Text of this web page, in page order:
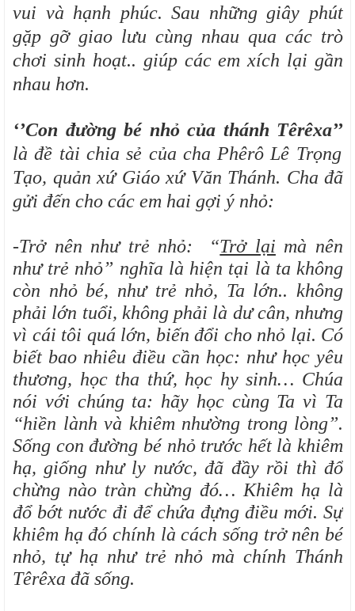
vui và hạnh phúc. Sau những giây phút
gặp gỡ giao lưu cùng nhau qua các trò
chơi sinh hoạt.. giúp các em xích lại gần
nhau hơn.
‘’Con đường bé nhỏ của thánh Têrêxa’’
là đề tài chia sẻ của cha Phêrô Lê Trọng
Tạo, quản xứ Giáo xứ Văn Thánh. Cha đã
gửi đến cho các em hai gợi ý nhỏ:
-Trở nên như trẻ nhỏ: “Trở lại mà nên
như trẻ nhỏ” nghĩa là hiện tại là ta không
còn nhỏ bé, như trẻ nhỏ, Ta lớn.. không
phải lớn tuổi, không phải là dư cân, nhưng
vì cái tôi quá lớn, biến đổi cho nhỏ lại. Có
biết bao nhiêu điều cần học: như học yêu
thương, học tha thứ, học hy sinh… Chúa
nói với chúng ta: hãy học cùng Ta vì Ta
“hiền lành và khiêm nhường trong lòng”.
Sống con đường bé nhỏ trước hết là khiêm
hạ, giống như ly nước, đã đầy rồi thì đổ
chừng nào tràn chừng đó… Khiêm hạ là
đổ bớt nước đi để chứa đựng điều mới. Sự
khiêm hạ đó chính là cách sống trở nên bé
nhỏ, tự hạ như trẻ nhỏ mà chính Thánh
Têrêxa đã sống.